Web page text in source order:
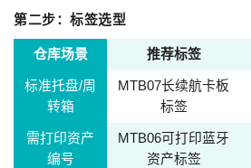
第二步：标签选型
仓库场景 推荐标签
标准托盘/周
转箱
MTB07长续航卡板
标签
需打印资产
编号
MTB06可打印蓝牙
资产标签